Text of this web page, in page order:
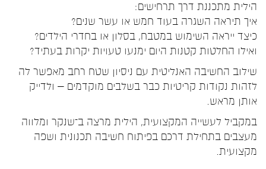
הילית מתכננת דרך תרחישים:
איך תיראה השגרה בעוד חמש או עשר שנים?
כיצד ייראה השימוש במטבח, בסלון או בחדרי הילדים?
ואילו החלטות קטנות היום ימנעו טעויות יקרות בעתיד?
שילוב החשיבה האנליטית עם ניסיון שטח רחב מאפשר לה
לזהות נקודות קריטיות כבר בשלבים מוקדמים – ולדייק
אותן מראש.
במקביל לעשייה המקצועית, הילית מרצה ב־שנקר ומלווה
מעצבים בתחילת דרכם בפיתוח חשיבה תכנונית ושפה
מקצועית.